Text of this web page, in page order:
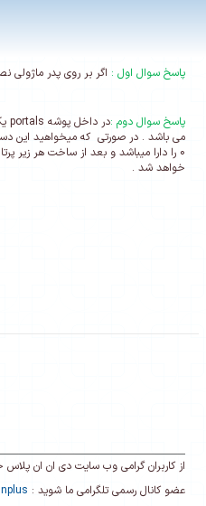
پاسخ سوال اول : اگر بر روی پدر ماژولی
پاسخ سوال دوم :
می باشد . در صورتی که میخواهید این
0 را دارا میباشد و بعد از ساخت هر
خواهد شد .
از کاربران گرامی وب سایت دی ان ان
عضو کانال رسمی تلگرامی ما شوید :